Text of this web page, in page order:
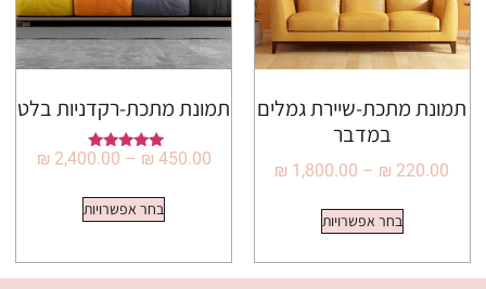
תמונת מתכת-שיירת גמלים
במדבר
₪ 220.00
–
₪ 1,800.00
בחר אפשרויות
תמונת מתכת-רקדניות בלט
דורג ₪ 450.00
–
₪ 2,400.00
בחר אפשרויות